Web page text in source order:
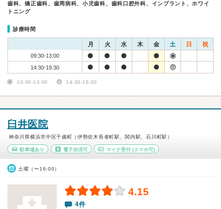
歯科、矯正歯科、歯周病科、小児歯科、歯科口腔外科、インプラント、ホワイ
トニング
診療時間
月 火 水 木 金 土 日 祝
09:30-13:00
14:30-19:30
10:00-13:00 14:30-18:00
臼井医院
神奈川県横浜市中区千歳町（伊勢佐木長者町駅、関内駅、石川町駅）
駐車場あり 電子決済可 マイナ受付 (スマホ可)
土曜（〜16:00）
4.15
4件